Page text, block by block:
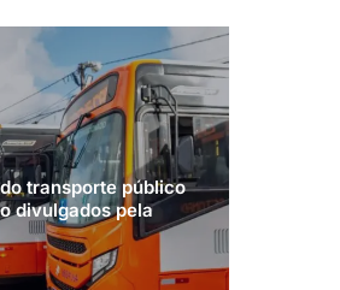
transporte público
divulgados pela